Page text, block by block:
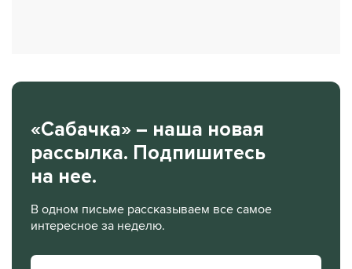
«Сабачка» – наша новая
рассылка. Подпишитесь
на нее.
В одном письме рассказываем все самое
интересное за неделю.